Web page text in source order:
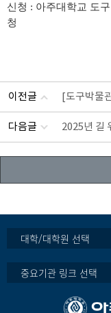
신청 : 아주대학교 도
청
이전글
다음글
대학/대학원 선택
중요기관 링크 선택